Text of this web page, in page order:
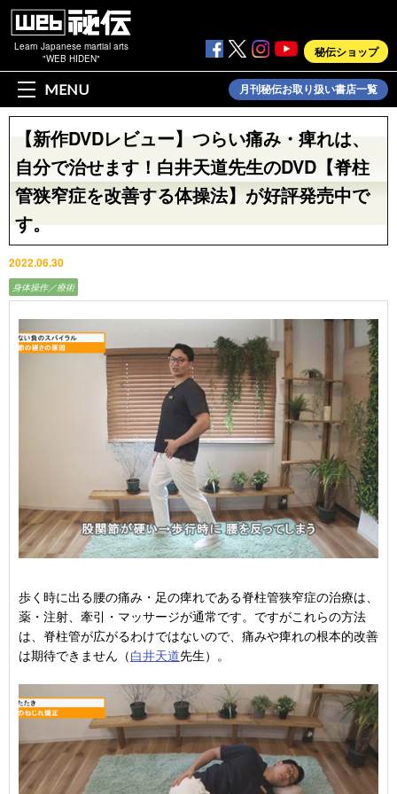
Learn Japanese martial arts
"WEB HIDEN"
秘伝ショップ
MENU 月刊秘伝お取り扱い書店一覧
【新作DVDレビュー】つらい痛み・痺れは、
自分で治せます！白井天道先生のDVD【脊柱
管狭窄症を改善する体操法】が好評発売中で
す。
2022.06.30
身体操作／療術
歩く時に出る腰の痛み・足の痺れである脊柱管狭窄症の治療は、
薬・注射、牽引・マッサージが通常です。ですがこれらの方法
は、脊柱管が広がるわけではないので、痛みや痺れの根本的改善
は期待できません（白井天道先生）。